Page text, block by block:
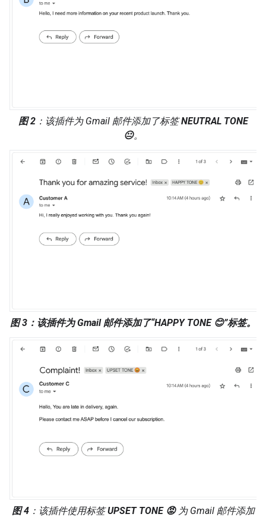
图 2：该插件为 Gmail 邮件添加了标签NEUTRAL TONE
😐。
图 3 ：该插件为 Gmail 邮件添加了“HAPPY TONE 😊”标签。
图 4：该插件使用标签UPSET TONE 😡为 Gmail 邮件添加